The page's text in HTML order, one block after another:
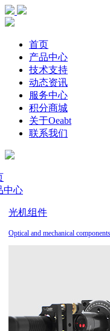
首页
产品中心
技术支持
动态资讯
服务中心
积分商城
关于Oeabt
联系我们
中心
光机组件
Optical and mechanical components